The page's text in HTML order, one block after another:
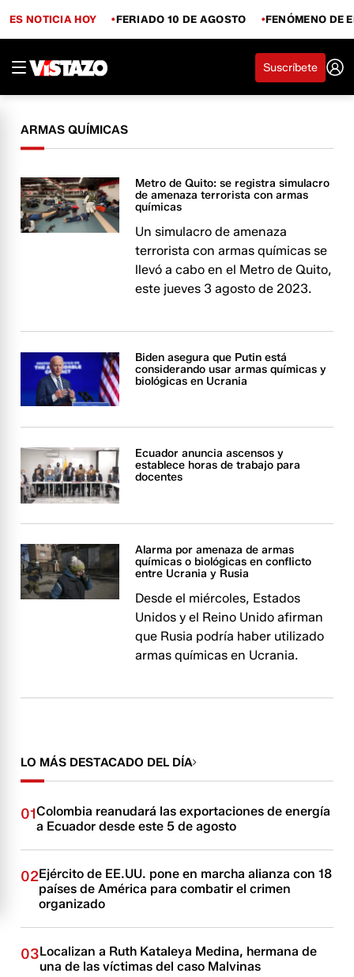
ES NOTICIA HOY FERIADO 10 DE AGOSTO FENÓMENO DE
Suscríbete
ARMAS QUÍMICAS
Metro de Quito: se registra simulacro
de amenaza terrorista con armas
químicas
Un simulacro de amenaza
terrorista con armas químicas se
llevó a cabo en el Metro de Quito,
este jueves 3 agosto de 2023.
Biden asegura que Putin está
considerando usar armas químicas y
biológicas en Ucrania
Ecuador anuncia ascensos y
establece horas de trabajo para
docentes
Alarma por amenaza de armas
químicas o biológicas en conflicto
entre Ucrania y Rusia
Desde el miércoles, Estados
Unidos y el Reino Unido afirman
que Rusia podría haber utilizado
armas químicas en Ucrania.
LO MÁS DESTACADO DEL DÍA
01Colombia reanudará las exportaciones de energía
a Ecuador desde este 5 de agosto
02Ejército de EE.UU. pone en marcha alianza con 18
países de América para combatir el crimen
organizado
03Localizan a Ruth Kataleya Medina, hermana de
una de las víctimas del caso Malvinas